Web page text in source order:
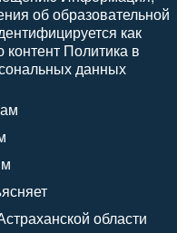
об образовательной
как
Политика в
данных
области